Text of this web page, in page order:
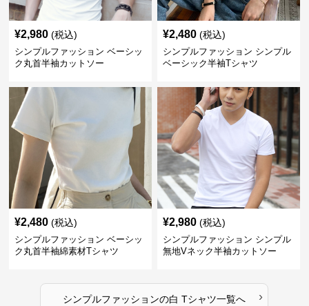
¥2,980 (税込)
シンプルファッション ベーシッ
ク丸首半袖カットソー
¥2,480 (税込)
シンプルファッション シンプル
ベーシック半袖Tシャツ
¥2,480 (税込)
シンプルファッション ベーシッ
ク丸首半袖綿素材Tシャツ
¥2,980 (税込)
シンプルファッション シンプル
無地Vネック半袖カットソー
シンプルファッションの白 Tシャツ一覧へ ›